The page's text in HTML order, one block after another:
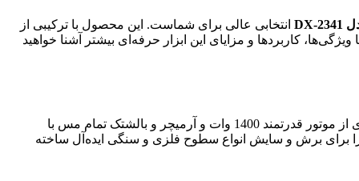
انتخابی عالی برای شماست. این محصول با ترکیبی از
کاربردها و مزایای این ابزار حرفه‌ای بیشتر آشنا خواهید
یکی از مهم‌ترین نکاتی که هنگام خرید ابزار باید به آن توجه کرد، کیفیت قطعات و امکانات فنی است. مینی فرز دنلکس DX-2341 با بهره‌گیری از موتور قدرتمند 1400 وات و آرمیچر و بالشتک تمام مس با
قطر صفحه 115 میلی‌متر و سرعت بی‌باری 11000 دور در دقیقه، این ابزار را برای برش و سایش انواع سطوح فلزی و سنگی ایده‌آل ساخته